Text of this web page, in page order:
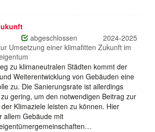
abgeschlossen
2024-2025
Umsetzung einer klimafitten Zukunft im
zu klimaneutralen Städten kommt der
Weiterentwicklung von Gebäuden eine
zu. Die Sanierungsrate ist allerdings
gering, um den notwendigen Beitrag zur
Klimaziele leisten zu können. Hier
allem Gebäude mit